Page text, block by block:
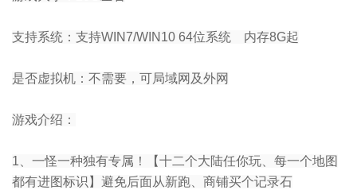
支持系统：支持WIN7/WIN10 64位系统 内存8G起
是否虚拟机：不需要，可局域网及外网
游戏介绍：
1、一怪一种独有专属！【十二个大陆任你玩、每一个地图
都有进图标识】避免后面从新跑、商铺买个记录石